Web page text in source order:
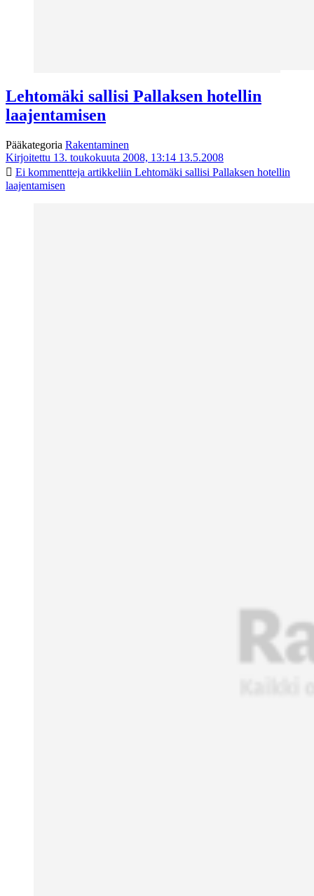
Lehtomäki sallisi Pallaksen hotellin
laajentamisen
Pääkategoria Rakentaminen
Kirjoitettu 13. toukokuuta 2008, 13:14 13.5.2008
Ei kommentteja artikkeliin Lehtomäki sallisi Pallaksen hotellin
laajentamisen